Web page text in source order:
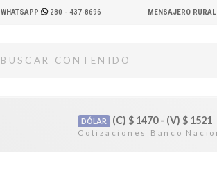
WHATSAPP 280 - 437-8696 MENSAJERO RURAL
DÓLAR (C) $1470 - (V) $1521